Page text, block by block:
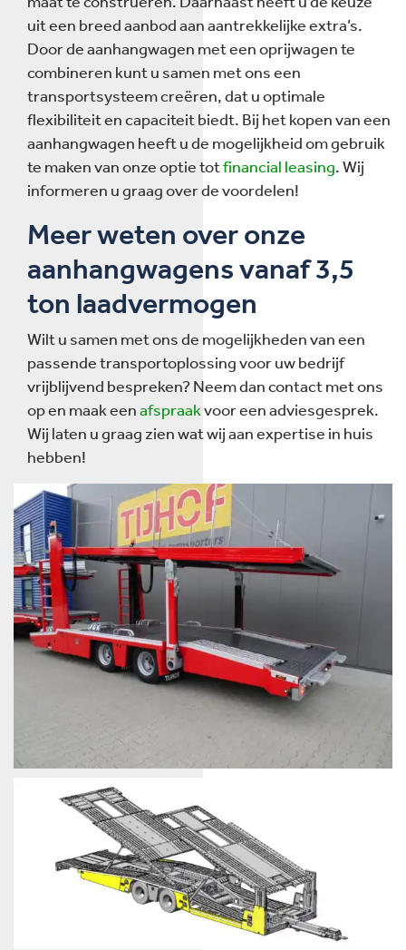
uit een breed aanbod aan aantrekkelijke extra’s.
Door de aanhangwagen met een oprijwagen te
combineren kunt u samen met ons een
transportsysteem creëren, dat u optimale
flexibiliteit en capaciteit biedt. Bij het kopen van een
aanhangwagen heeft u de mogelijkheid om gebruik
te maken van onze optie totfinancial leasing. Wij
informeren u graag over de voordelen!
Meer weten over onze
aanhangwagens vanaf 3,5
ton laadvermogen
Wilt u samen met ons de mogelijkheden van een
passende transportoplossing voor uw bedrijf
vrijblijvend bespreken? Neem dan contact met ons
op en maak eenafspraakvoor een adviesgesprek.
Wij laten u graag zien wat wij aan expertise in huis
hebben!